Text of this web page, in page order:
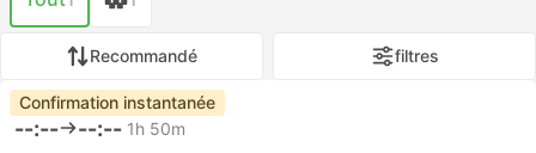
Recommandé filtres
Confirmation instantanée
--:-- --:-- 1h 50m